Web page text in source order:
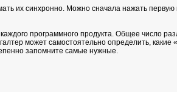
их синхронно. Можно сначала нажать первую
программного продукта. Общее число
может самостоятельно определить,
запомните самые нужные.